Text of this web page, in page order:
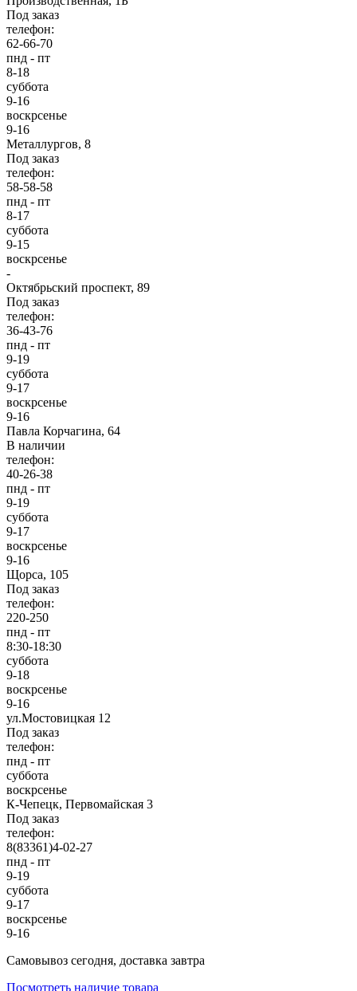
Под заказ
телефон:
62-66-70
пнд - пт
8-18
суббота
9-16
воскрсенье
9-16
Металлургов, 8
Под заказ
телефон:
58-58-58
пнд - пт
8-17
суббота
9-15
воскрсенье
-
Октябрьский проспект, 89
Под заказ
телефон:
36-43-76
пнд - пт
9-19
суббота
9-17
воскрсенье
9-16
Павла Корчагина, 64
В наличии
телефон:
40-26-38
пнд - пт
9-19
суббота
9-17
воскрсенье
9-16
Щорса, 105
Под заказ
телефон:
220-250
пнд - пт
8:30-18:30
суббота
9-18
воскрсенье
9-16
ул.Мостовицкая 12
Под заказ
телефон:
пнд - пт
суббота
воскрсенье
К-Чепецк, Первомайская 3
Под заказ
телефон:
8(83361)4-02-27
пнд - пт
9-19
суббота
9-17
воскрсенье
9-16
Cамовывоз сегодня, доставка завтра
Посмотреть наличие товара